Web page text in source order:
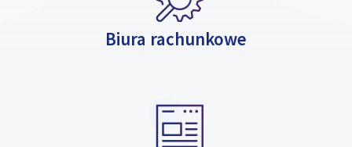
Biura rachunkowe